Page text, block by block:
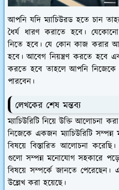
আপনি যদি ম্যাচিউরড হতে চান
ধৈর্য ধারণ করাতে হবে। যেকোনো
নিতে হবে। যে কোন কাজ করার
হবে। আবেগ নিয়ন্ত্রণ করতে হবে
করতে হবে তাহলে আপনি নিজেকে
পারবেন।
লেখকের শেষ মন্তব্য
ম্যাচিউরিটি নিয়ে উক্তি আলোচনা
নিজেকে একজন ম্যাচিউরিটি
বিষয়ে বিস্তারিত আলোচনা
গুলো সম্পন্ন মনোযোগ সহকারে
বিষয়ে সম্পর্কে জানতে পেরেছেন।
উল্লেখ করা হয়েছে।